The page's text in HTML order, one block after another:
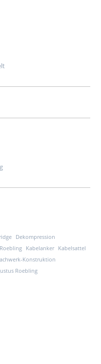
Dekompression
Kabelanker
Kabelsattel
Konstruktion
Roebling